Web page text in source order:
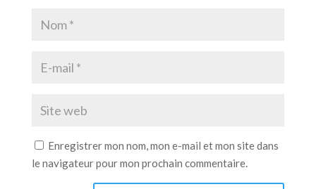
Enregistrer mon nom, mon e-mail et mon site dans
le navigateur pour mon prochain commentaire.